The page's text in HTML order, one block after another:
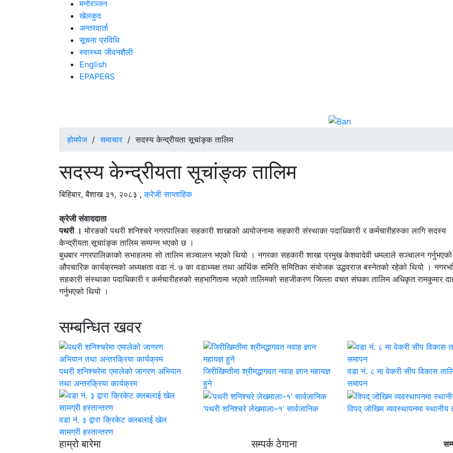
मनोरञ्जन
खेलकुद
अन्तरवार्ता
सूचना प्रविधि
स्वास्थ्य जीवनशैली
English
EPAPERS
होमपेज/समाचार/सदस्य केन्द्रीयता सूचांङ्क तालिम
सदस्य केन्द्रीयता सूचांङ्क तालिम
बिहिबार, बैशाख ३१, २०८३ ,क्रेजी साप्ताहिक
क्रेजी संवाददाता
पथरी । मोरङको पथरी शनिश्चरे नगरपालिका सहकारी शाखाको आयोजनामा सहकारी संस्थाका पदाधिकारी र कर्मचारीहरुका लागि सदस्य
केन्द्रीयता सूचाांङ्क तालिम सम्पन्न भएको छ ।
बुधबार नगरपालिकाको सभाहलमा सो तालिम सञ्चालन भएको थियो । नगरका सहकारी शाखा प्रमुख केशवादेवी धमलाले सञ्चालन गर्नुभएको
औपचारिक कार्यक्रमको अध्यक्षता वडा नं. ७ का वडाध्यक्ष तथा आर्थिक समिति समितिका संयोजक उद्धवराज बस्नेतको रहेको थियो ।
सहकारी संस्थाका पदाधिकारी र कर्मचारीहरुको सहभागितामा भएको तालिमको सहजीकरण जिल्ला वचत संघका तालिम अधिकृत रामकुमार
गर्नुभएको थियो ।
सम्बन्धित खवर
पथरी शनिश्चरेमा एमालेको जागरण अभियान
तथा अन्तरक्रिया कार्यक्रम
जिरीखिम्तीमा श्रीमद्भागवत नवाह ज्ञान महायज्ञ
हुने
वडा नं. ८ मा वेकरी सीप विकास
समापन
वडा नं. ३ द्वारा क्रिकेट क्लबलाई खेल
सामग्री हस्तान्तरण
‘पथरी शनिश्चरे लेखमाला–१’ सार्वजानिक विपद् जोखिम व्यवस्थापनमा स्थानीय
हाम्रो बारेमा सम्पर्क ठेगाना